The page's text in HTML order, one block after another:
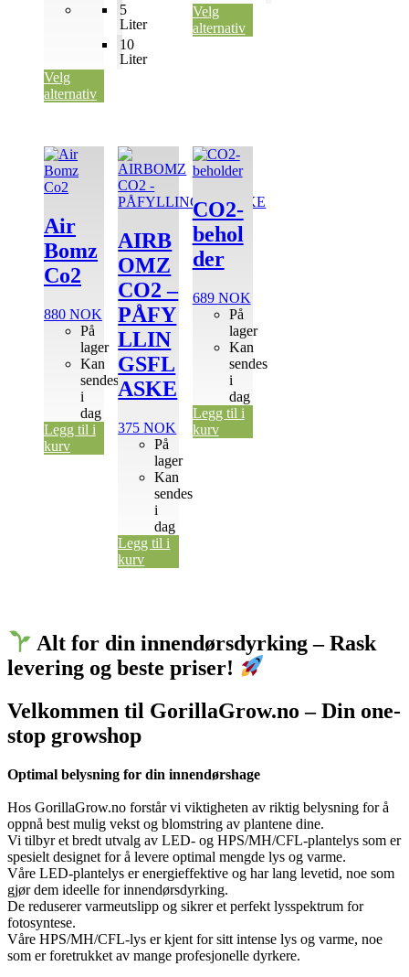
5
Liter
10
Liter
Velg
alternativ
Velg
alternativ
Air
Bomz
Co2
880 NOK
På
lager
Kan
sendes
i
dag
Legg til i
kurv
AIRB
OMZ
CO2 –
PÅFY
LLIN
GSFL
ASKE
375NOK
På
lager
Kan
sendes
i
dag
Legg til i
kurv
CO2-
behol
der
689 NOK
På
lager
Kan
sendes
i
dag
Legg til i
kurv
Alt for din innendørsdyrking – Rask
levering og beste priser!
Velkommen til GorillaGrow.no – Din one-
stop growshop
Optimal belysning for din innendørshage
Hos GorillaGrow.no forstår vi viktigheten av riktig belysning for å
oppnå best mulig vekst og blomstring av plantene dine.
Vi tilbyr et bredt utvalg av LED- og HPS/MH/CFL-plantelys som er
spesielt designet for å levere optimal mengde lys og varme.
Våre LED-plantelys er energieffektive og har lang levetid, noe som
gjør dem ideelle for innendørsdyrking.
De reduserer varmeutslipp og sikrer et perfekt lysspektrum for
fotosyntese.
Våre HPS/MH/CFL-lys er kjent for sitt intense lys og varme, noe
som er foretrukket av mange profesjonelle dyrkere.